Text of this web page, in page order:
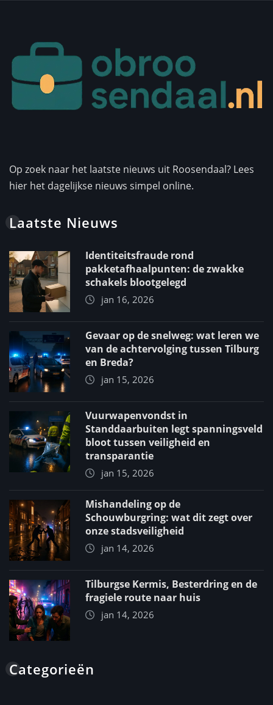
Op zoek naar het laatste nieuws uit Roosendaal? Lees
hier het dagelijkse nieuws simpel online.
Laatste Nieuws
Identiteitsfraude rond
pakketafhaalpunten: de zwakke
schakels blootgelegd
jan 16, 2026
Gevaar op de snelweg: wat leren we
van de achtervolging tussen Tilburg
en Breda?
jan 15, 2026
Vuurwapenvondst in
Standdaarbuiten legt spanningsveld
bloot tussen veiligheid en
transparantie
jan 15, 2026
Mishandeling op de
Schouwburgring: wat dit zegt over
onze stadsveiligheid
jan 14, 2026
Tilburgse Kermis, Besterdring en de
fragiele route naar huis
jan 14, 2026
Categorieën